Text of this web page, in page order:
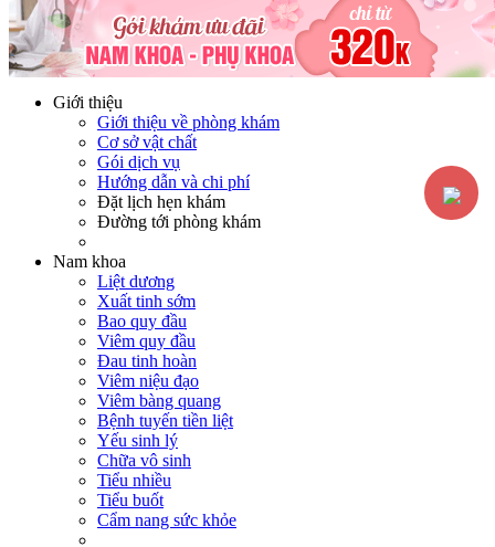
Hotline:0365116117Miễn phí tư vấn
Giới thiệu
Giới thiệu về phòng khám
Cơ sở vật chất
Gói dịch vụ
Hướng dẫn và chi phí
Đặt lịch hẹn khám
Đường tới phòng khám
Nam khoa
Liệt dương
Xuất tinh sớm
Bao quy đầu
Viêm quy đầu
Đau tinh hoàn
Viêm niệu đạo
Viêm bàng quang
Bệnh tuyến tiền liệt
Yếu sinh lý
Chữa vô sinh
Tiểu nhiều
Tiểu buốt
Cẩm nang sức khỏe